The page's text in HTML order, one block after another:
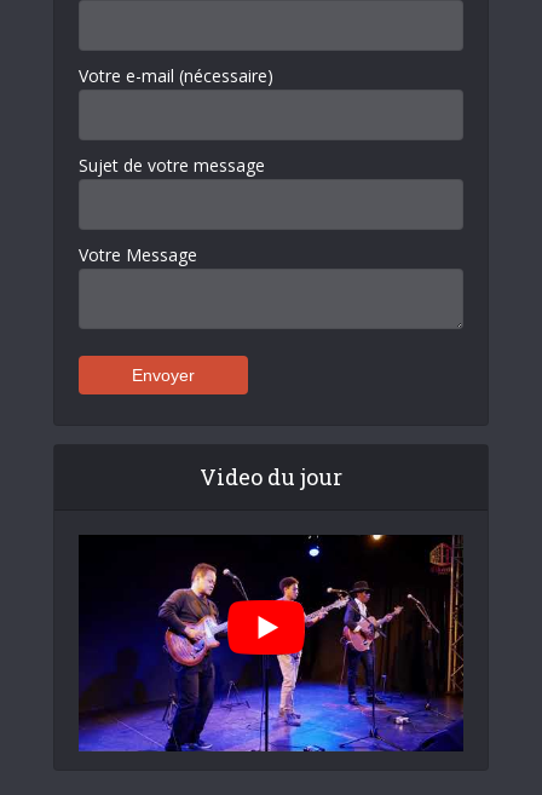
Votre e-mail (nécessaire)
Sujet de votre message
Votre Message
Video du jour